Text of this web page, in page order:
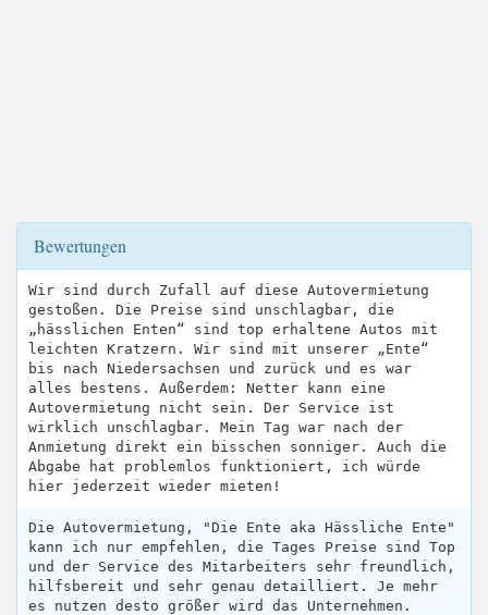
Bewertungen
Wir sind durch Zufall auf diese Autovermietung
gestoßen. Die Preise sind unschlagbar, die
„hässlichen Enten“ sind top erhaltene Autos mit
leichten Kratzern. Wir sind mit unserer „Ente“
bis nach Niedersachsen und zurück und es war
alles bestens. Außerdem: Netter kann eine
Autovermietung nicht sein. Der Service ist
wirklich unschlagbar. Mein Tag war nach der
Anmietung direkt ein bisschen sonniger. Auch die
Abgabe hat problemlos funktioniert, ich würde
hier jederzeit wieder mieten!
Die Autovermietung, "Die Ente aka Hässliche Ente"
kann ich nur empfehlen, die Tages Preise sind Top
und der Service des Mitarbeiters sehr freundlich,
hilfsbereit und sehr genau detailliert. Je mehr
es nutzen desto größer wird das Unternehmen.